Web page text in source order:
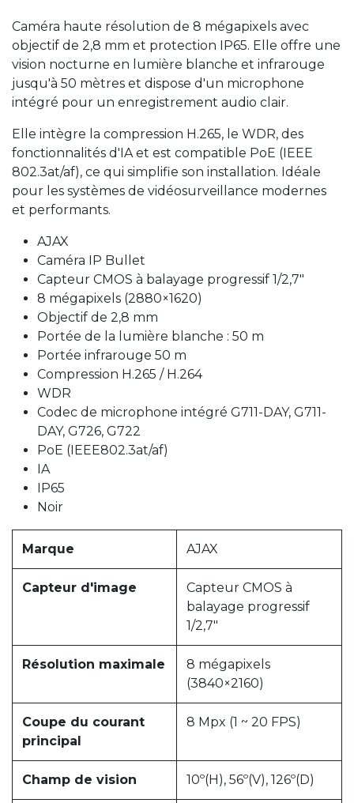
Caméra haute résolution de 8 mégapixels avec
objectif de 2,8 mm et protection IP65. Elle offre une
vision nocturne en lumière blanche et infrarouge
jusqu'à 50 mètres et dispose d'un microphone
intégré pour un enregistrement audio clair.
Elle intègre la compression H.265, le WDR, des
fonctionnalités d'IA et est compatible PoE (IEEE
802.3at/af), ce qui simplifie son installation. Idéale
pour les systèmes de vidéosurveillance modernes
et performants.
AJAX
Caméra IP Bullet
Capteur CMOS à balayage progressif 1/2,7"
8 mégapixels (2880×1620)
Objectif de 2,8 mm
Portée de la lumière blanche : 50 m
Portée infrarouge 50 m
Compression H.265 / H.264
WDR
Codec de microphone intégré G711-DAY, G711-
DAY, G726, G722
PoE (IEEE802.3at/af)
IA
IP65
Noir
Marque AJAX
Capteur d'image
Capteur CMOS à
balayage progressif
1/2,7"
Résolution maximale
8 mégapixels
(3840×2160)
Coupe du courant
principal
8 Mpx (1 ~ 20 FPS)
Champ de vision 10º(H), 56º(V), 126º(D)